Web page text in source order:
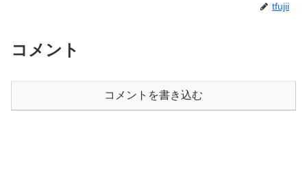
tfujii
コメント
コメントを書き込む